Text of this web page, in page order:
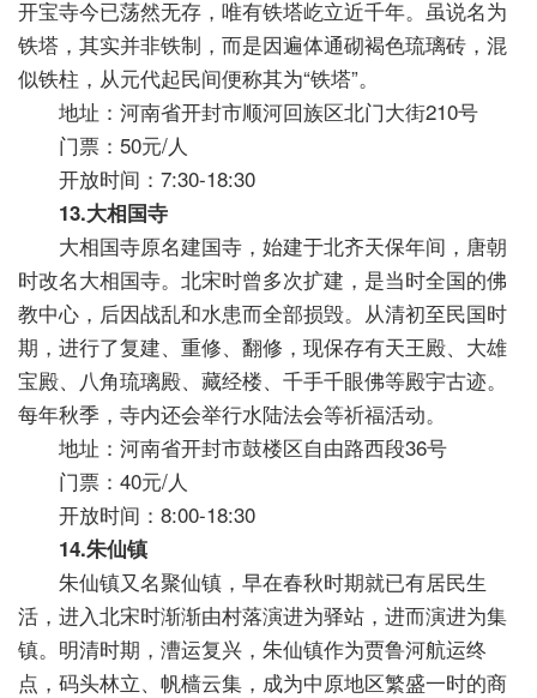
开宝寺今已荡然无存，唯有铁塔屹立近千年。虽说名为
铁塔，其实并非铁制，而是因遍体通砌褐色琉璃砖，混
似铁柱，从元代起民间便称其为“铁塔”。
地址：河南省开封市顺河回族区北门大街210号
门票：50元/人
开放时间：7:30-18:30
13.大相国寺
大相国寺原名建国寺，始建于北齐天保年间，唐朝
时改名大相国寺。北宋时曾多次扩建，是当时全国的佛
教中心，后因战乱和水患而全部损毁。从清初至民国时
期，进行了复建、重修、翻修，现保存有天王殿、大雄
宝殿、八角琉璃殿、藏经楼、千手千眼佛等殿宇古迹。
每年秋季，寺内还会举行水陆法会等祈福活动。
地址：河南省开封市鼓楼区自由路西段36号
门票：40元/人
开放时间：8:00-18:30
14.朱仙镇
朱仙镇又名聚仙镇，早在春秋时期就已有居民生
活，进入北宋时渐渐由村落演进为驿站，进而演进为集
镇。明清时期，漕运复兴，朱仙镇作为贾鲁河航运终
点，码头林立、帆樯云集，成为中原地区繁盛一时的商